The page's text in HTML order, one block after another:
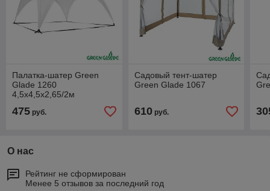
Палатка-шатер Green
Glade 1260
4,5х4,5х2,65/2м
475 руб.
Садовый тент-шатер
Green Glade 1067
610руб.
О нас
Рейтинг не сформирован
Менее 5 отзывов за последний год